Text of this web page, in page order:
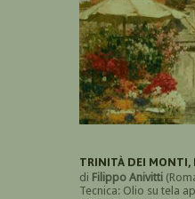
TRINITÀ DEI MONTI,
di Filippo Anivitti
Tecnica: Olio su tela